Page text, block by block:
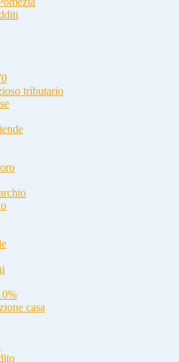
tributario
casa